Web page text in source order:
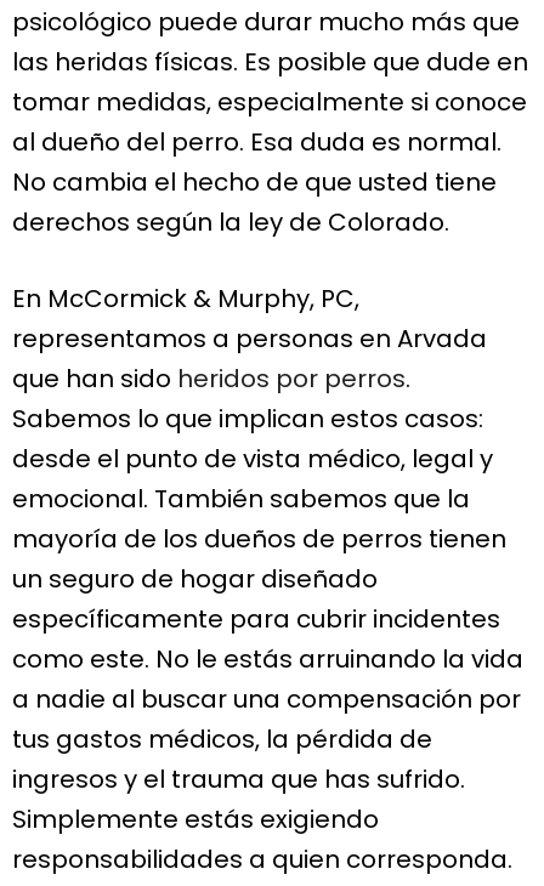
psicológico puede durar mucho más que
las heridas físicas. Es posible que dude en
tomar medidas, especialmente si conoce
al dueño del perro. Esa duda es normal.
No cambia el hecho de que usted tiene
derechos según la ley de Colorado.
En McCormick & Murphy, PC,
representamos a personas en Arvada
que han sido heridos por perros.
Sabemos lo que implican estos casos:
desde el punto de vista médico, legal y
emocional. También sabemos que la
mayoría de los dueños de perros tienen
un seguro de hogar diseñado
específicamente para cubrir incidentes
como este. No le estás arruinando la vida
a nadie al buscar una compensación por
tus gastos médicos, la pérdida de
ingresos y el trauma que has sufrido.
Simplemente estás exigiendo
responsabilidades a quien corresponda.